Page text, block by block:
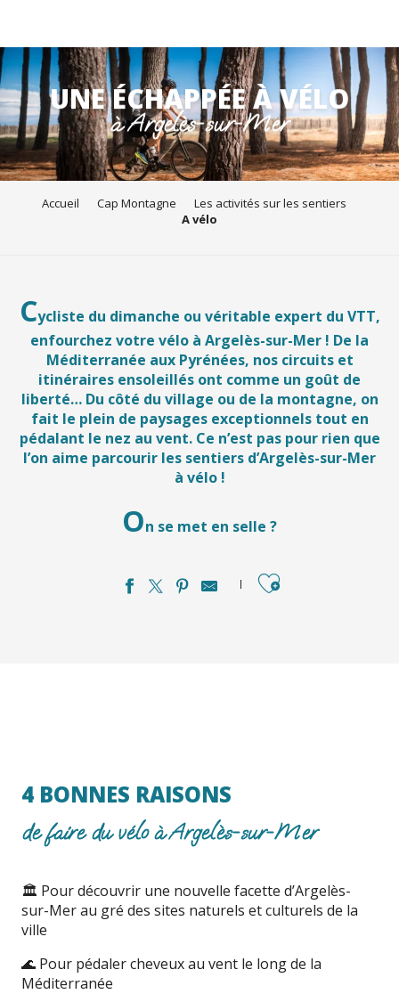
Aller
au
contenu
principal
UNE ÉCHAPPÉE À VÉLO
à Argelès-sur-Mer
Accueil Cap Montagne
Les activités sur les sentiers
A vélo
Cycliste du dimanche ou véritable expert du VTT,
enfourchez votre vélo à Argelès-sur-Mer ! De la
Méditerranée aux Pyrénées, nos circuits et
itinéraires ensoleillés ont comme un goût de
liberté… Du côté du village ou de la montagne, on
fait le plein de paysages exceptionnels tout en
pédalant le nez au vent. Ce n’est pas pour rien que
l’on aime parcourir les sentiers d’Argelès-sur-Mer
à vélo !
On se met en selle ?
Ajouter aux
4 BONNES RAISONS
de faire du vélo à Argelès-sur-Mer
🏛 Pour découvrir une nouvelle facette d’Argelès-
sur-Mer au gré des sites naturels et culturels de la
ville
🌊 Pour pédaler cheveux au vent le long de la
Méditerranée